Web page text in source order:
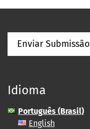
Enviar Submissão
Idioma
Português (Brasil)
English